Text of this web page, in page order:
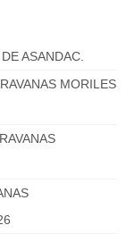
ASANDAC.
MORILES